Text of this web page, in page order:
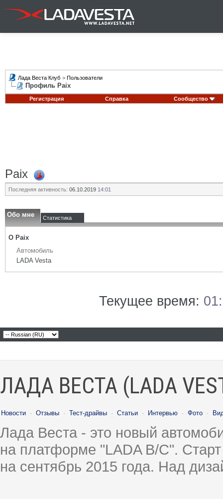
Лада Веста Клуб > Пользователи
Профиль Paix
Регистрация Справка Сообщество
Paix
Последняя активность: 06.10.2019 14:01
Обо мне Статистика
О Paix
Автомобиль
LADA Vesta
Текущее время:
ЛАДА ВЕСТА (LADA
Новости · Отзывы · Тест-драйвы · Статьи · Интервью · Фото ·
Лада Веста - это новый
на платформе "LADA B/C".
на сентябрь 2015 года. Над